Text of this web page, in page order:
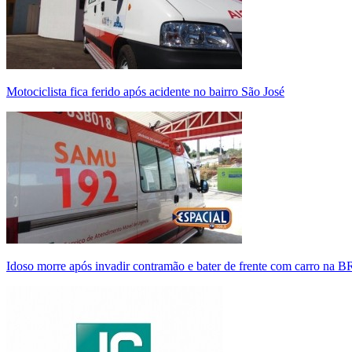
Motociclista fica ferido após acidente no bairro São José
Idoso morre após invadir contramão e bater de frente com carro na